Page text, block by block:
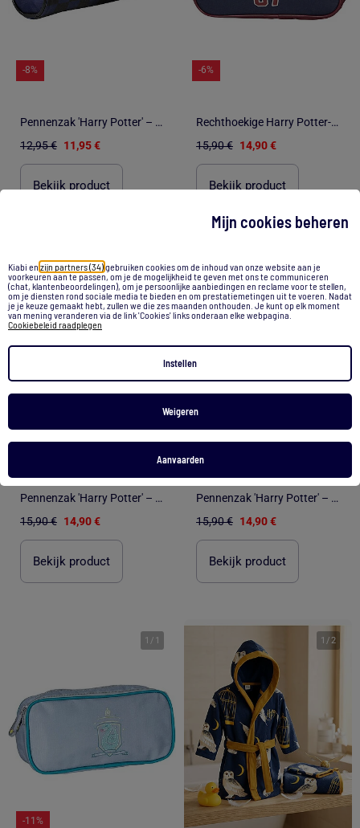
Mijn cookies beheren
Kiabi enzijn partners (34)gebruiken cookies om de inhoud van onze website aan je
voorkeuren aan te passen, om je de mogelijkheid te geven met ons te communiceren
(chat, klantenbeoordelingen), om je persoonlijke aanbiedingen en reclame voor te stellen,
om je diensten rond sociale media te bieden en om prestatiemetingen uit te voeren. Nadat
je je keuze gemaakt hebt, zullen we die zes maanden onthouden. Je kunt op elk moment
van mening veranderen via de link 'Cookies' links onderaan elke webpagina.
Cookiebeleid raadplegen
Instellen
Weigeren
Aanvaarden
-8%
Pennenzak 'Harry Potter' – Rond Potter 07 – 22 cm
12,95 € 11,95 €
Bekijk product
-6%
Rechthoekige Harry Potter-pennenzak QUIDDITCH 22 cm
15,90 € 14,90 €
Bekijk product
1/4
-6%
Pennenzak 'Harry Potter' – Rechthoekig 2 vakken Potter 07 – 22 cm
15,90 € 14,90 €
Bekijk product
-6%
Pennenzak 'Harry Potter' – Rechthoekig 2 vakken Potter 07 – 22 cm
15,90 € 14,90 €
Bekijk product
1 / 1
-11%
1 /2